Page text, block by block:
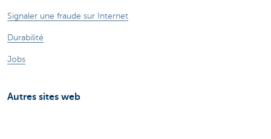
Signaler une fraude sur Internet
Durabilité
Jobs
Autres sites web